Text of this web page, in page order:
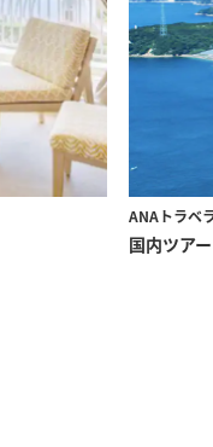
ANAトラベ
国内ツア